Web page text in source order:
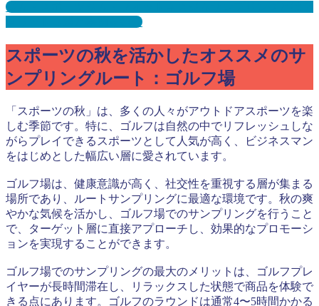
ジム・スポーツジム・フィットネスジムサンプリングとは？
メリット３選と事例を紹介
スポーツの秋を活かしたオススメのサ
ンプリングルート：ゴルフ場
「スポーツの秋」は、多くの人々がアウトドアスポーツを楽
しむ季節です。特に、ゴルフは自然の中でリフレッシュしな
がらプレイできるスポーツとして人気が高く、ビジネスマン
をはじめとした幅広い層に愛されています。
ゴルフ場は、健康意識が高く、社交性を重視する層が集まる
場所であり、ルートサンプリングに最適な環境です。秋の爽
やかな気候を活かし、ゴルフ場でのサンプリングを行うこと
で、ターゲット層に直接アプローチし、効果的なプロモーシ
ョンを実現することができます。
ゴルフ場でのサンプリングの最大のメリットは、ゴルフプレ
イヤーが長時間滞在し、リラックスした状態で商品を体験で
きる点にあります。ゴルフのラウンドは通常4〜5時間かかる